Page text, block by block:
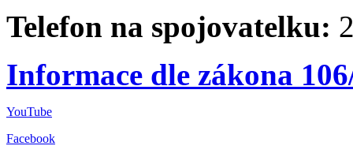
Telefon na spojovatelku:
Informace dle zákona
YouTube
Facebook